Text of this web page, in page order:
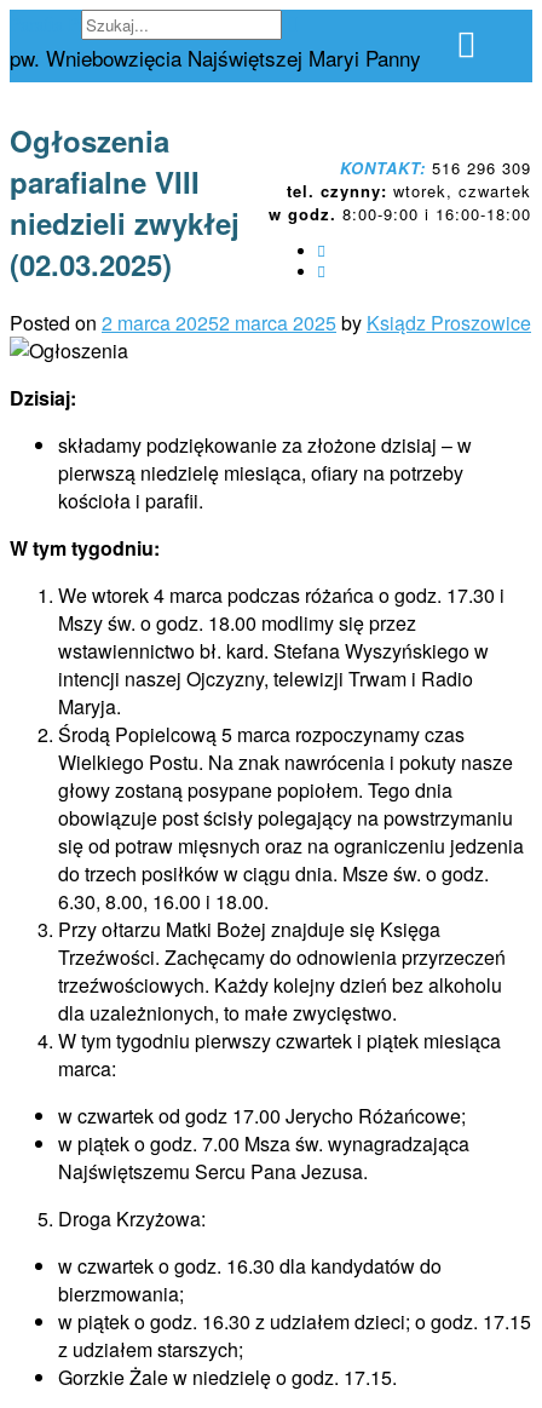
to
content
Parafia Proszowice
pw. Wniebowzięcia Najświętszej Maryi Panny
KONTAKT: 516 296 309
tel. czynny: wtorek, czwartek
w godz. 8:00-9:00 i 16:00-18:00
Ogłoszenia
parafialne VIII
niedzieli zwykłej
(02.03.2025)
Posted on 2 marca 20252 marca 2025by Ksiądz Proszowice
Dzisiaj:
składamy podziękowanie za złożone dzisiaj – w
pierwszą niedzielę miesiąca, ofiary na potrzeby
kościoła i parafii.
W tym tygodniu:
We wtorek 4 marca podczas różańca o godz. 17.30 i
Mszy św. o godz. 18.00 modlimy się przez
wstawiennictwo bł. kard. Stefana Wyszyńskiego w
intencji naszej Ojczyzny, telewizji Trwam i Radio
Maryja.
Środą Popielcową 5 marca rozpoczynamy czas
Wielkiego Postu. Na znak nawrócenia i pokuty nasze
głowy zostaną posypane popiołem. Tego dnia
obowiązuje post ścisły polegający na powstrzymaniu
się od potraw mięsnych oraz na ograniczeniu jedzenia
do trzech posiłków w ciągu dnia. Msze św. o godz.
6.30, 8.00, 16.00 i 18.00.
Przy ołtarzu Matki Bożej znajduje się Księga
Trzeźwości. Zachęcamy do odnowienia przyrzeczeń
trzeźwościowych. Każdy kolejny dzień bez alkoholu
dla uzależnionych, to małe zwycięstwo.
W tym tygodniu pierwszy czwartek i piątek miesiąca
marca:
w czwartek od godz 17.00 Jerycho Różańcowe;
w piątek o godz. 7.00 Msza św. wynagradzająca
Najświętszemu Sercu Pana Jezusa.
Droga Krzyżowa:
w czwartek o godz. 16.30 dla kandydatów do
bierzmowania;
w piątek o godz. 16.30 z udziałem dzieci; o godz. 17.15
z udziałem starszych;
Gorzkie Żale w niedzielę o godz. 17.15.